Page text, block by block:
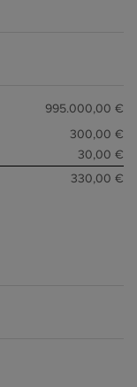
995.000,00 €
300,00 €
30,00 €
330,00 €